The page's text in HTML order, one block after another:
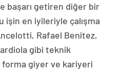
başarı getiren diğer bir
en iyileriyle çalışma
Rafael Benitez,
gibi teknik
forma giyer ve kariyeri